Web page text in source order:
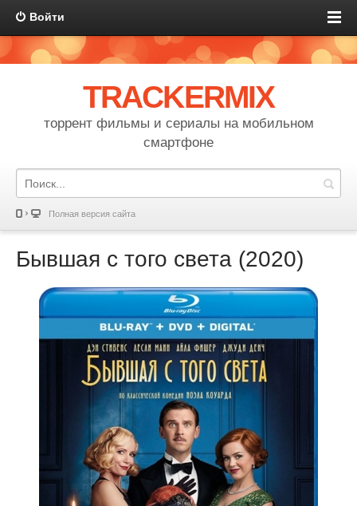
Войти
TRACKERMIX
торрент фильмы и сериалы на мобильном
смартфоне
Полная версия сайта
Бывшая с того света (2020)